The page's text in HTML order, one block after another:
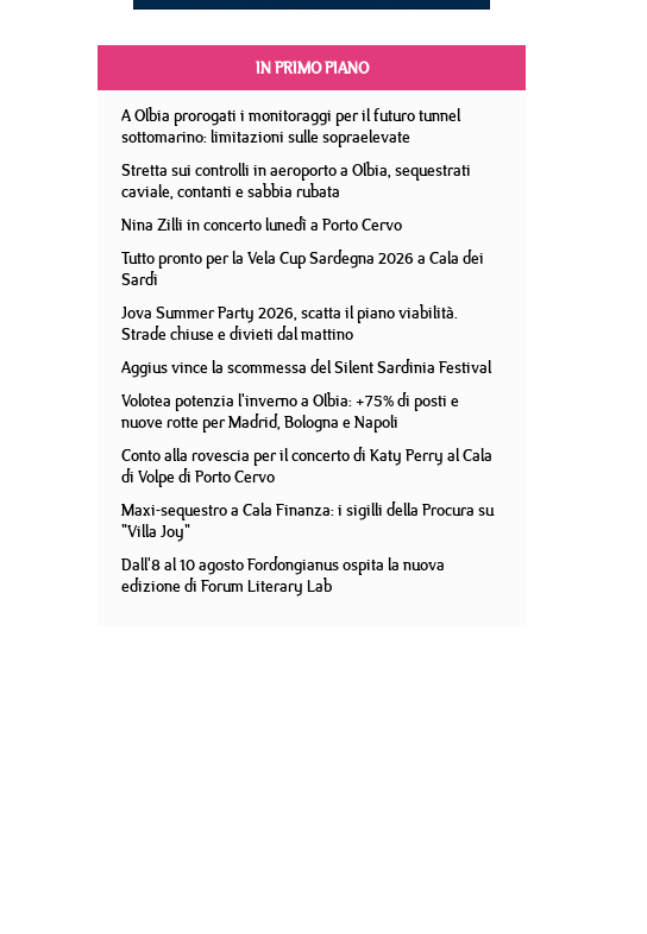
IN PRIMO PIANO
A Olbia prorogati i monitoraggi per il futuro tunnel
sottomarino: limitazioni sulle sopraelevate
Stretta sui controlli in aeroporto a Olbia, sequestrati
caviale, contanti e sabbia rubata
Nina Zilli in concerto lunedì a Porto Cervo
Tutto pronto per la Vela Cup Sardegna 2026 a Cala dei
Sardi
Jova Summer Party 2026, scatta il piano viabilità.
Strade chiuse e divieti dal mattino
Aggius vince la scommessa del Silent Sardinia Festival
Volotea potenzia l'inverno a Olbia: +75% di posti e
nuove rotte per Madrid, Bologna e Napoli
Conto alla rovescia per il concerto di Katy Perry al Cala
di Volpe di Porto Cervo
Maxi-sequestro a Cala Finanza: i sigilli della Procura su
"Villa Joy"
Dall'8 al 10 agosto Fordongianus ospita la nuova
edizione di Forum Literary Lab